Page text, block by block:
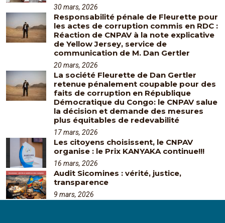
30 mars, 2026
Responsabilité pénale de Fleurette pour
les actes de corruption commis en RDC :
Réaction de CNPAV à la note explicative
de Yellow Jersey, service de
communication de M. Dan Gertler
20 mars, 2026
La société Fleurette de Dan Gertler
retenue pénalement coupable pour des
faits de corruption en République
Démocratique du Congo: le CNPAV salue
la décision et demande des mesures
plus équitables de redevabilité
17 mars, 2026
Les citoyens choisissent, le CNPAV
organise : le Prix KANYAKA continue!!!
16 mars, 2026
Audit Sicomines : vérité, justice,
transparence
9 mars, 2026